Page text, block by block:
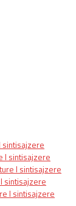
sintisajzere
I sintisajzere
I sintisajzere
sintisajzere
I sintisajzere